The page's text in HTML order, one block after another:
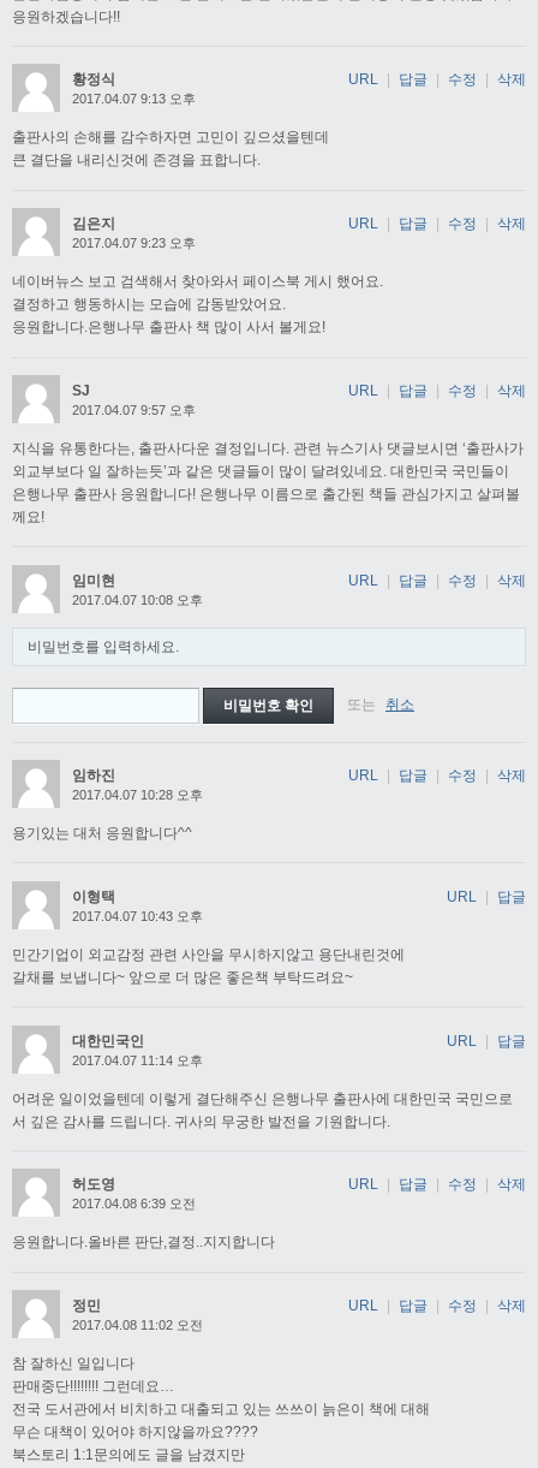
응원하겠습니다!!
황정식
2017.04.07 9:13 오후
출판사의 손해를 감수하자면 고민이 깊으셨을텐데
큰 결단을 내리신것에 존경을 표합니다.
URL 답글 수정 삭제
김은지
2017.04.07 9:23 오후
네이버뉴스 보고 검색해서 찾아와서 페이스북 게시 했어요.
결정하고 행동하시는 모습에 감동받았어요.
응원합니다.은행나무 출판사 책 많이 사서 볼게요!
URL 답글 수정 삭제
SJ
2017.04.07 9:57 오후
지식을 유통한다는, 출판사다운 결정입니다. 관련 뉴스기사 댓글보시면 ‘출판사가
외교부보다 일 잘하는듯’과 같은 댓글들이 많이 달려있네요. 대한민국 국민들이
은행나무 출판사 응원합니다! 은행나무 이름으로 출간된 책들 관심가지고 살펴볼
께요!
URL 답글 수정 삭제
임미현
2017.04.07 10:08 오후
비밀번호를 입력하세요.
또는 취소
URL | 답글 | 수정 | 삭제
임하진
2017.04.07 10:28 오후
용기있는 대처 응원합니다^^
URL 답글 수정 삭제
이형택
2017.04.07 10:43 오후
민간기업이 외교감정 관련 사안을 무시하지않고 용단내린것에
갈채를 보냅니다~ 앞으로 더 많은 좋은책 부탁드려요~
URL | 답글
대한민국인
2017.04.07 11:14 오후
어려운 일이었을텐데 이렇게 결단해주신 은행나무 출판사에 대한민국 국민으로
서 깊은 감사를 드립니다. 귀사의 무궁한 발전을 기원합니다.
URL | 답글
허도영
2017.04.08 6:39 오전
응원합니다.올바른 판단,결정..지지합니다
URL 답글 수정 삭제
정민
2017.04.08 11:02 오전
참 잘하신 일입니다
판매중단!!!!!!!! 그런데요…
전국 도서관에서 비치하고 대출되고 있는 쓰쓰이 늙은이 책에 대해
무슨 대책이 있어야 하지않을까요????
북스토리 1:1문의에도 글을 남겼지만
URL 답글 수정 삭제